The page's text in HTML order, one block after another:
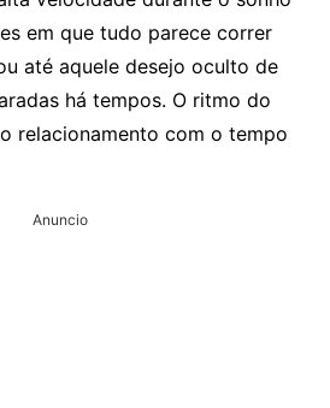
em que tudo parece correr
até aquele desejo oculto de
há tempos. O ritmo do
relacionamento com o tempo
Anuncio